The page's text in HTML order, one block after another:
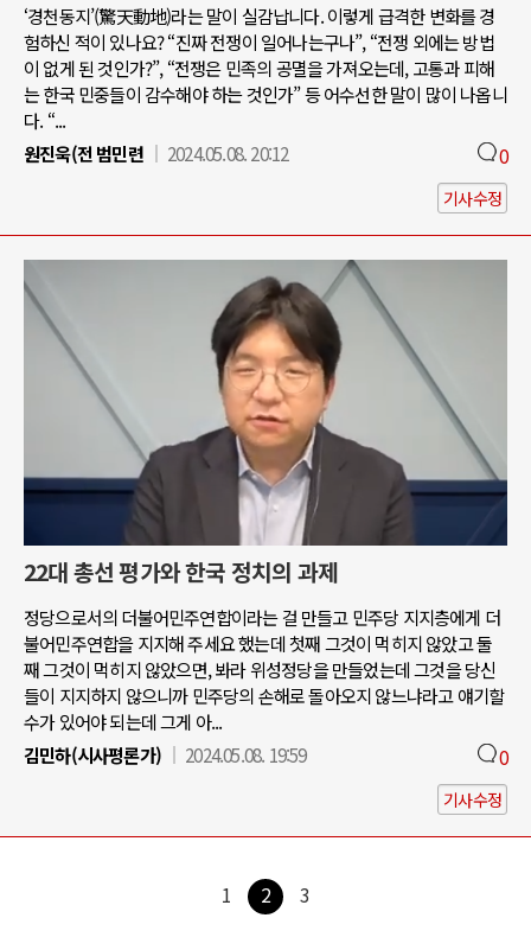
‘경천동지’(驚天動地)라는 말이 실감납니다. 이렇게 급격한 변화를 경
험하신 적이 있나요? “진짜 전쟁이 일어나는구나”, “전쟁 외에는 방법
이 없게 된 것인가?”, “전쟁은 민족의 공멸을 가져오는데, 고통과 피해
는 한국 민중들이 감수해야 하는 것인가” 등 어수선한 말이 많이 나옵니
다. “...
원진욱(전 범민련
2024.05.08. 20:12 0
기사수정
22대 총선 평가와 한국 정치의 과제
정당으로서의 더불어민주연합이라는 걸 만들고 민주당 지지층에게 더
불어민주연합을 지지해 주세요 했는데 첫째 그것이 먹히지 않았고 둘
째 그것이 먹히지 않았으면, 봐라 위성정당을 만들었는데 그것을 당신
들이 지지하지 않으니까 민주당의 손해로 돌아오지 않느냐라고 얘기할
수가 있어야 되는데 그게 아...
김민하(시사평론가)
2024.05.08. 19:59 0
기사수정
1 2 3